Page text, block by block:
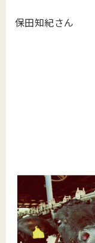
保田知紀さん